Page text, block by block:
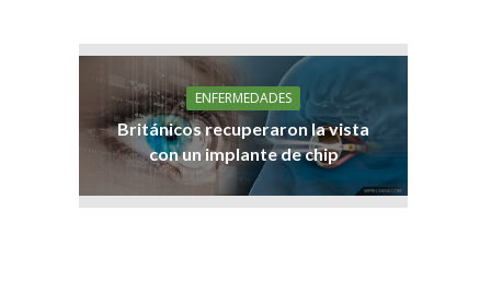
ENFERMEDADES
Británicos recuperaron la vista
con un implante de chip